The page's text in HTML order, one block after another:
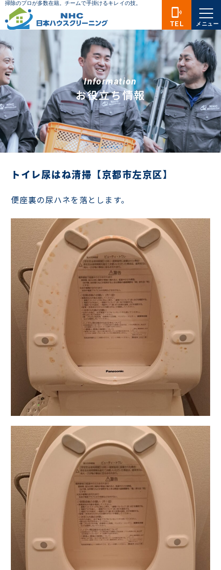
Information
お役立ち情報
トイレ尿はね清掃【京都市左京区】
便座裏の尿ハネを落とします。
phonelink_ring
TEL メニュー